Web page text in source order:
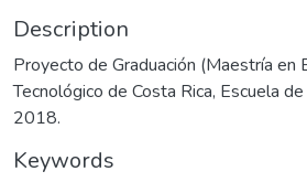
Description
Proyecto de Graduación (Maestría en
Tecnológico de Costa Rica, Escuela
2018.
Keywords